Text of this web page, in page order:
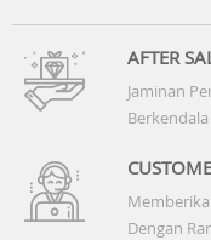
AFTER
Jaminan
Berkendala
Dengan